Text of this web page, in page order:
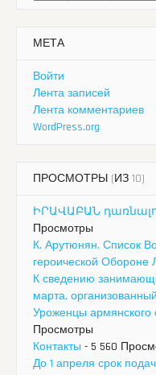
МЕТА
Войти
Лента записей
Лента комментариев
WordPress.org
ПРОСМОТРЫ (ИЗ 10)
ԻՐԱՎԱԲԱՆ
Просмотры
К. Арутюнян. Список
героической Обороне
К сведению
марта,
Уроженцы
Просмотры
Контакты - 5 560
До 1 апреля срок